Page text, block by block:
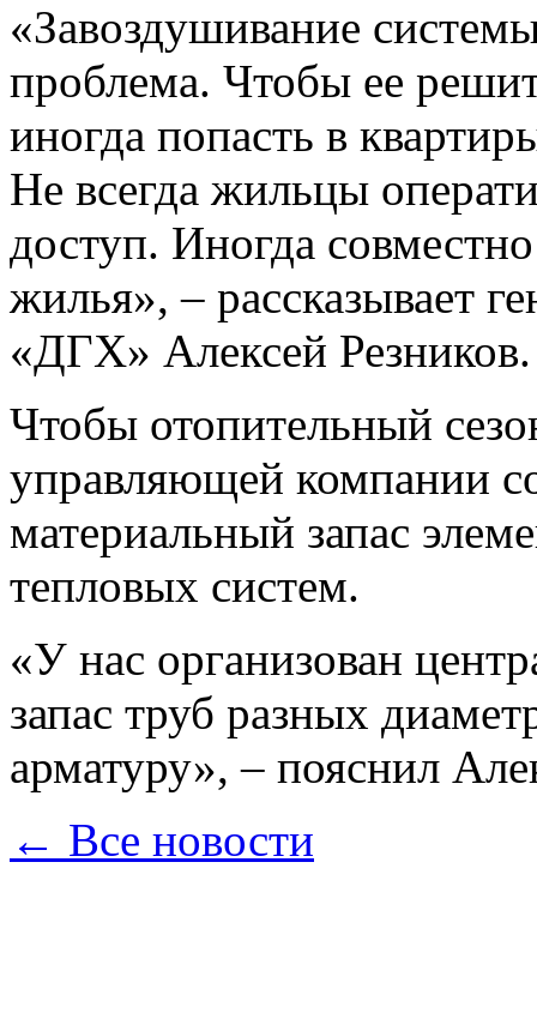
«Завоздушивание
проблема. Чтобы ее
иногда попасть в
Не всегда жильцы
доступ. Иногда
жилья», – рассказывает
«ДГХ» Алексей Резников.
Чтобы отопительный
управляющей компании
материальный запас
тепловых систем.
«У нас организован
запас труб разных
арматуру», – пояснил
← Все новости